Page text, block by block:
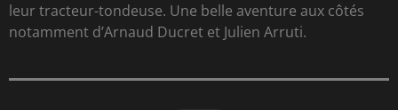
leur tracteur-tondeuse. Une belle aventure aux côtés
notamment d’Arnaud Ducret et Julien Arruti.